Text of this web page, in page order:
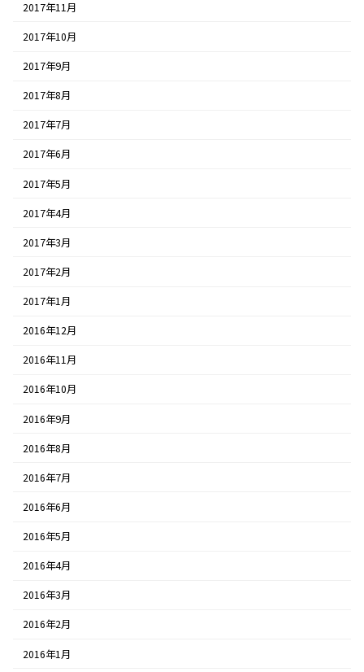
2017年11月
2017年10月
2017年9月
2017年8月
2017年7月
2017年6月
2017年5月
2017年4月
2017年3月
2017年2月
2017年1月
2016年12月
2016年11月
2016年10月
2016年9月
2016年8月
2016年7月
2016年6月
2016年5月
2016年4月
2016年3月
2016年2月
2016年1月